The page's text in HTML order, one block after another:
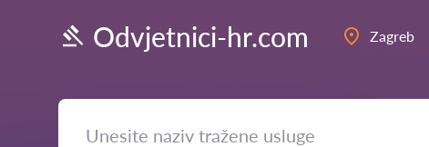
Odvjetnici-hr.com Zagreb